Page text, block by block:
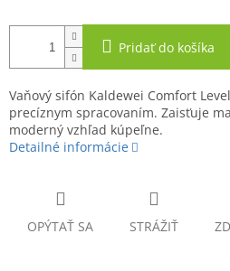
Pridať do košíka
Vaňový sifón Kaldewei Comfort
precíznym spracovaním. Zaisťuje
moderný vzhľad kúpeľne.
Detailné informácie
OPÝTAŤ SA STRÁŽIŤ